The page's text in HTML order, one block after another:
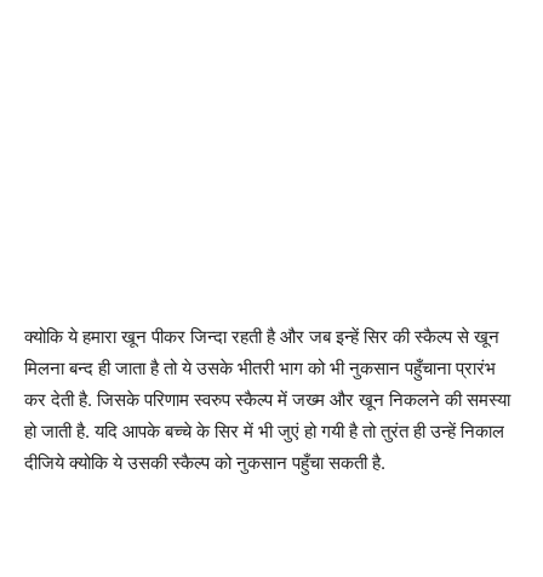
क्योकि ये हमारा खून पीकर जिन्दा रहती है और जब इन्हें सिर की स्कैल्प से खून
मिलना बन्द ही जाता है तो ये उसके भीतरी भाग को भी नुकसान पहुँचाना प्रारंभ
कर देती है. जिसके परिणाम स्वरुप स्कैल्प में जख्म और खून निकलने की समस्या
हो जाती है. यदि आपके बच्चे के सिर में भी जुएं हो गयी है तो तुरंत ही उन्हें निकाल
दीजिये क्योकि ये उसकी स्कैल्प को नुकसान पहुँचा सकती है.